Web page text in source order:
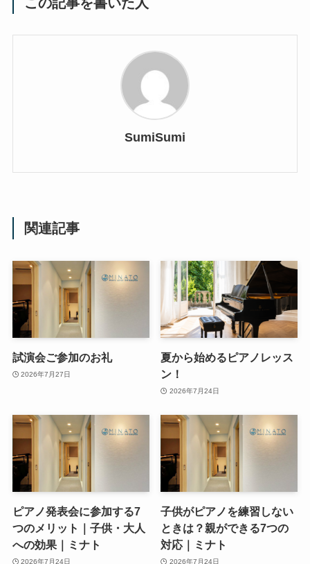
SumiSumi
関連記事
試演会ご参加のお礼
2026年7月27日
夏から始めるピアノレッス
ン！
2026年7月24日
ピアノ発表会に参加する7
つのメリット｜子供・大人
への効果｜ミナト
2026年7月24日
子供がピアノを練習しない
ときは？親ができる7つの
対応｜ミナト
2026年7月24日